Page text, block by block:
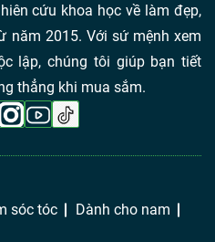
cứu khoa học về làm đẹp,
năm 2015. Với sứ mệnh xem
lập, chúng tôi giúp bạn tiết
thẳng khi mua sắm.
sóc tóc
Dành cho nam